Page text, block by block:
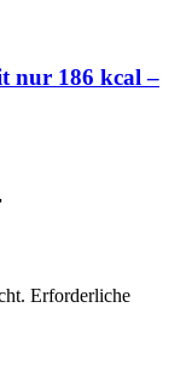
nur 186 kcal –
Erforderliche